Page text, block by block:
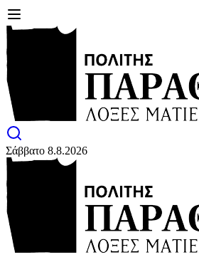
Σάββατο 8.8.2026